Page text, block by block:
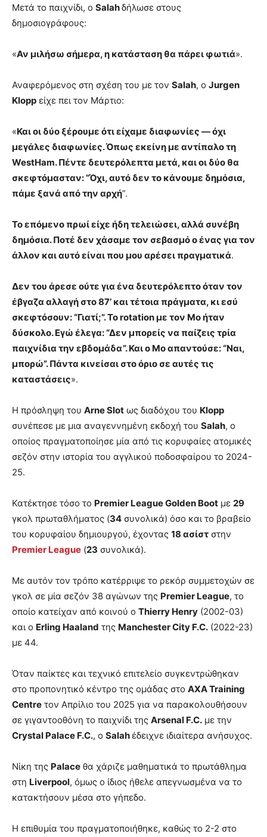
Μετά το παιχνίδι, ο Salahδήλωσε στους
δημοσιογράφους:
«Αν μιλήσω σήμερα, η κατάσταση θα πάρει φωτιά».
Αναφερόμενος στη σχέση του με τον Salah, ο Jurgen
Klopp είχε πει τον Μάρτιο:
«Και οι δύο ξέρουμε ότι είχαμε διαφωνίες — όχι
μεγάλες διαφωνίες. Όπως εκείνη με αντίπαλο τη
WestHam. Πέντε δευτερόλεπτα μετά, και οι δύο θα
σκεφτόμασταν: “Όχι, αυτό δεν το κάνουμε δημόσια,
πάμε ξανά από την αρχή”.
Το επόμενο πρωί είχε ήδη τελειώσει, αλλά συνέβη
δημόσια. Ποτέ δεν χάσαμε τον σεβασμό ο ένας για τον
άλλον και αυτό είναι που μου αρέσει πραγματικά.
Δεν του άρεσε ούτε για ένα δευτερόλεπτο όταν τον
έβγαζα αλλαγή στο 87’ και τέτοια πράγματα, κι εσύ
σκεφτόσουν: “Γιατί;”. Το rotation με τον Mo ήταν
δύσκολο. Εγώ έλεγα: “Δεν μπορείς να παίζεις τρία
παιχνίδια την εβδομάδα”. Και ο Mo απαντούσε: “Ναι,
μπορώ”. Πάντα κινείσαι στο όριο σε αυτές τις
καταστάσεις».
Η πρόσληψη του Arne Slot ως διαδόχου του Klopp
συνέπεσε με μια αναγεννημένη εκδοχή του Salah, ο
οποίος πραγματοποίησε μία από τις κορυφαίες ατομικές
σεζόν στην ιστορία του αγγλικού ποδοσφαίρου το 2024-
25.
Κατέκτησε τόσο το Premier League Golden Boot με 29
γκολ πρωταθλήματος (34 συνολικά) όσο και το βραβείο
του κορυφαίου δημιουργού, έχοντας 18 ασίστ στην
Premier League (23 συνολικά).
Με αυτόν τον τρόπο κατέρριψε το ρεκόρ συμμετοχών σε
γκολ σε μία σεζόν 38 αγώνων της Premier League, το
οποίο κατείχαν από κοινού ο Thierry Henry (2002-03)
και ο Erling Haaland της Manchester City F.C. (2022-23)
με 44.
Όταν παίκτες και τεχνικό επιτελείο συγκεντρώθηκαν
στο προπονητικό κέντρο της ομάδας στο AXA Training
Centre τον Απρίλιο του 2025 για να παρακολουθήσουν
σε γιγαντοοθόνη το παιχνίδι της Arsenal F.C. με την
Crystal Palace F.C., ο Salahέδειχνε ιδιαίτερα ανήσυχος.
Νίκη της Palace θα χάριζε μαθηματικά το πρωτάθλημα
στη Liverpool, όμως ο ίδιος ήθελε απεγνωσμένα να το
κατακτήσουν μέσα στο γήπεδο.
Η επιθυμία του πραγματοποιήθηκε, καθώς το 2-2 στο